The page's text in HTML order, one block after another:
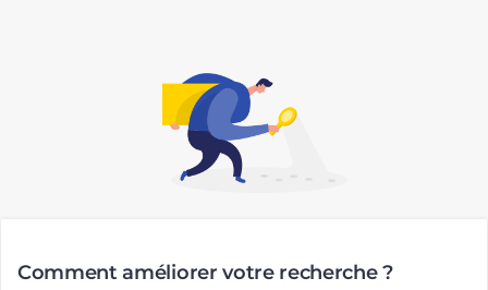
Comment améliorer votre recherche ?